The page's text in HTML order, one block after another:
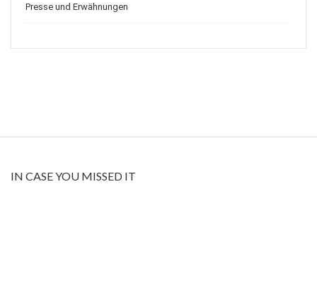
Presse und Erwähnungen
IN CASE YOU MISSED IT